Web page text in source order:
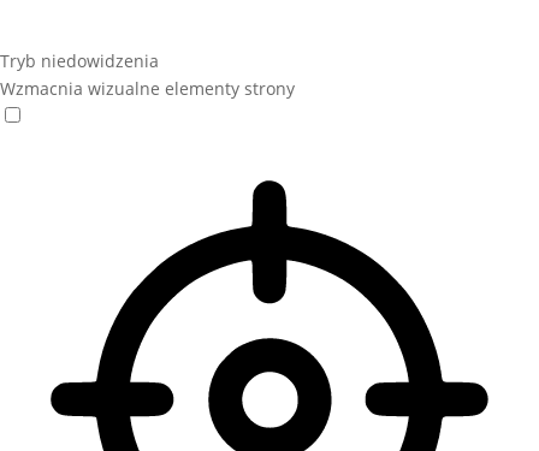
Tryb niedowidzenia
Wzmacnia wizualne elementy strony